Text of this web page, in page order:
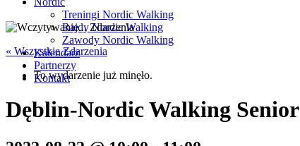
Treningi Nordic Walking
Rajdy Nordic Walking
Zawody Nordic Walking
Kalendarz
Partnerzy
Kontakt
« Wszystkie Zdarzenia
To wydarzenie już minęło.
Dęblin-Nordic Walking Senior